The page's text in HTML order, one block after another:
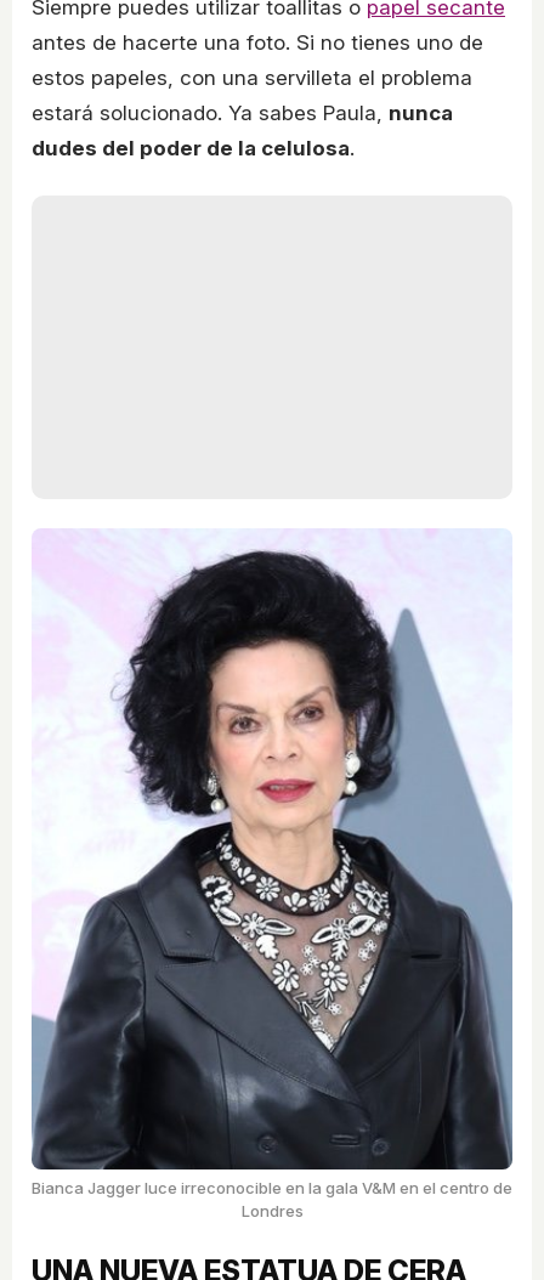
Siempre puedes utilizar toallitas o papel secante
antes de hacerte una foto. Si no tienes uno de
estos papeles, con una servilleta el problema
estará solucionado. Ya sabes Paula, nunca
dudes del poder de la celulosa.
Bianca Jagger luce irreconocible en la gala V&M en el centro de
Londres
UNA NUEVA ESTATUA DE CERA